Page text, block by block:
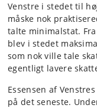
Venstre i stedet til
måske nok
talte minimalstat.
blev i stedet
som nok ville tale
egentligt lavere
Essensen af
på det seneste.